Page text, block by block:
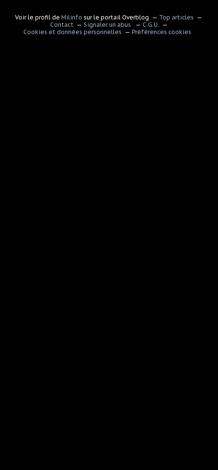
Voir le profil deMilinfo sur le portail Overblog
Top articles
Contact
Signaler un abus
C.G.U.
Cookies et données personnelles
Préférences cookies